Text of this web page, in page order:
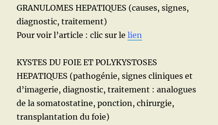
GRANULOMES HEPATIQUES (causes, signes,
diagnostic, traitement)
Pour voir l’article : clic sur lelien
KYSTES DU FOIE ET POLYKYSTOSES
HEPATIQUES (pathogénie, signes cliniques et
d’imagerie, diagnostic, traitement : analogues
de la somatostatine, ponction, chirurgie,
transplantation du foie)